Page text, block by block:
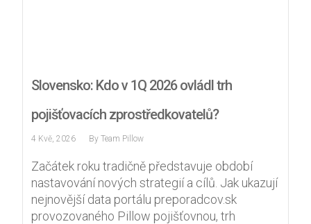
Slovensko: Kdo v 1Q 2026 ovládl trh
pojišťovacích zprostředkovatelů?
4 Kvě, 2026 By Team Pillow
Začátek roku tradičně představuje období
nastavování nových strategií a cílů. Jak ukazují
nejnovější data portálu preporadcov.sk
provozovaného Pillow pojišťovnou, trh